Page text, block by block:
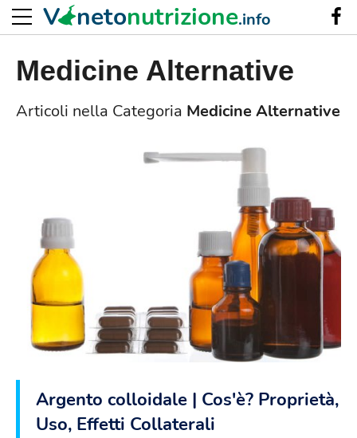
Medicine Alternative
Articoli nella Categoria Medicine Alternative
Argento colloidale | Cos'è? Proprietà,
Uso, Effetti Collaterali
V netonutrizione.info